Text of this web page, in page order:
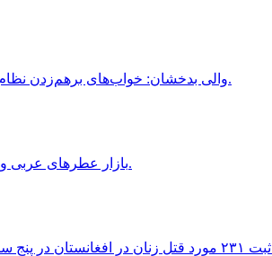
والی بدخشان: خواب‌های برهم‌زدن نظام اسلامی را با خود به قبر خواهید برد.
بازار عطرهای عربی و گران‌قیمت در کابل گرم شده است.